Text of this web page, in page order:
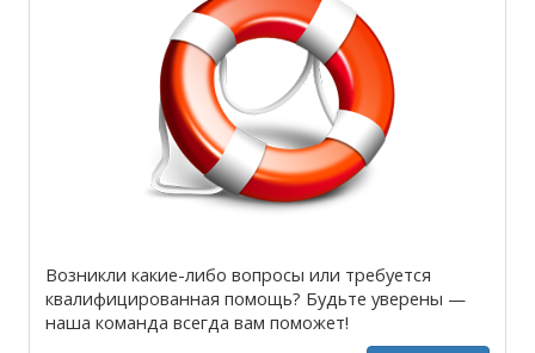
Возникли какие-либо вопросы или требуется
квалифицированная помощь? Будьте уверены —
наша команда всегда вам поможет!